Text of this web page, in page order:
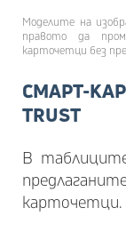
Моделите на
правото да
карточетци без
СМАРТ-
TRUST
В
карточетци.